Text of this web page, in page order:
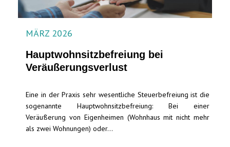
MÄRZ 2026
Hauptwohnsitzbefreiung bei
Veräußerungsverlust
Eine in der Praxis sehr wesentliche Steuerbefreiung ist die
sogenannte Hauptwohnsitzbefreiung: Bei einer
Veräußerung von Eigenheimen (Wohnhaus mit nicht mehr
als zwei Wohnungen) oder...